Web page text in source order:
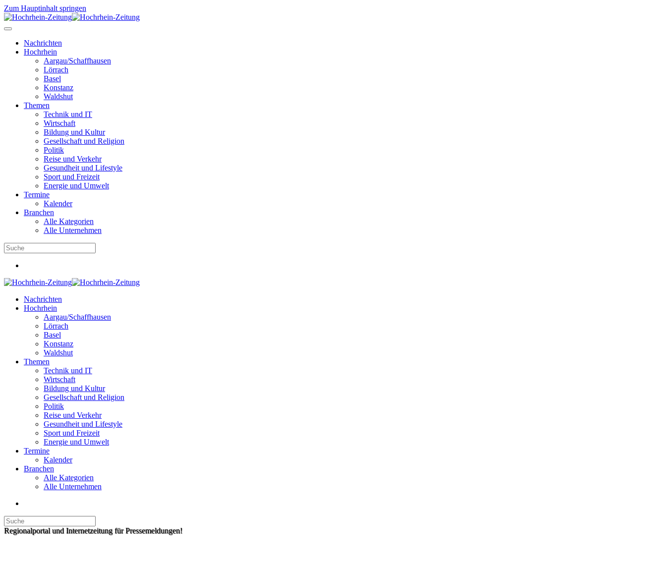
Zum Hauptinhalt springen
Nachrichten
Hochrhein
Aargau/Schaffhausen
Lörrach
Basel
Konstanz
Waldshut
Themen
Technik und IT
Wirtschaft
Bildung und Kultur
Gesellschaft und Religion
Politik
Reise und Verkehr
Gesundheit und Lifestyle
Sport und Freizeit
Energie und Umwelt
Termine
Kalender
Branchen
Alle Kategorien
Alle Unternehmen
Nachrichten
Hochrhein
Aargau/Schaffhausen
Lörrach
Basel
Konstanz
Waldshut
Themen
Technik und IT
Wirtschaft
Bildung und Kultur
Gesellschaft und Religion
Politik
Reise und Verkehr
Gesundheit und Lifestyle
Sport und Freizeit
Energie und Umwelt
Termine
Kalender
Branchen
Alle Kategorien
Alle Unternehmen
Regionalportal und Internetzeitung für Pressemeldungen!